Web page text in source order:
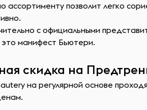
ассортименту позволит легко
с официальными
это манифест Бьютери.
скидка на
на регулярной основе